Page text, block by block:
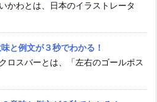
かわとは、日本のイラストレータ
と例文が３秒でわかる！
ロスバーとは、「左右のゴールポス